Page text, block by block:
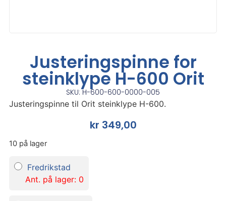
Justeringspinne for
steinklype H-600 Orit
SKU: H-600-600-0000-005
Justeringspinne til Orit steinklype H-600.
kr 349,00
10 på lager
Fredrikstad
Ant. på lager: 0